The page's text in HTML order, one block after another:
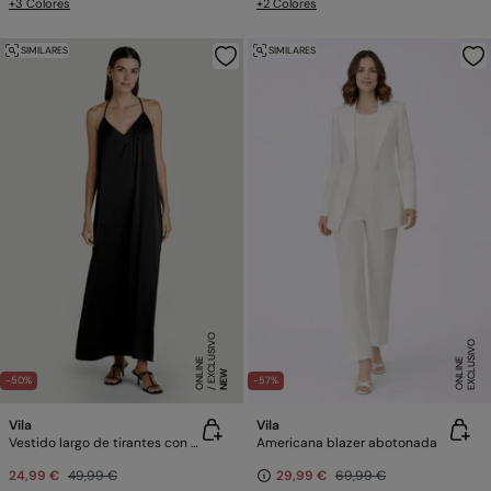
+3 Colores +2 Colores
-50% NEW
E
X
C
L
USI
V
O
O
N
LI
N
E
SIMILARES
Vila
Vestido largo de tirantes con encaje
24,99 € 49,99 €
-57% E
X
C
L
U
SI
V
O
O
N
LI
N
E
SIMILARES
Vila
Americana blazer abotonada
29,99 € 69,99 €